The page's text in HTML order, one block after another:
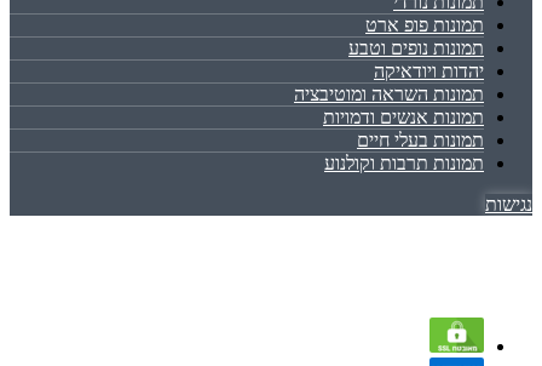
תמונות פופ ארט
תמונות נופים וטבע
יהדות ויודאיקה
תמונות השראה ומוטיבציה
תמונות אנשים ודמויות
תמונות בעלי חיים
תמונות תרבות וקולנוע
נגישות